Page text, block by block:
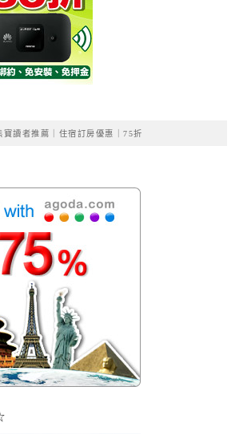
寶讀者推薦｜住宿訂房優惠｜75折